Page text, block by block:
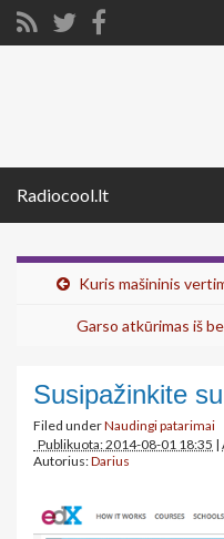
Radiocool.lt
Kuris mašininis
Garso atkūrimas iš
Susipažinkite
Filed underNaudingi patarimai
Publikuota: 2014-08-01 18:35 |
Autorius:Darius